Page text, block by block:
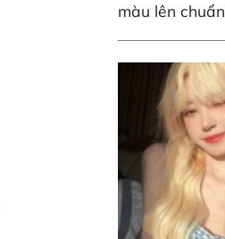
màu lên chuẩn